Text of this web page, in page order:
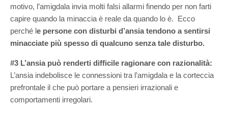
motivo, l’amigdala invia molti falsi allarmi finendo per non farti
capire quando la minaccia è reale da quando lo è. Ecco
perché le persone con disturbi d’ansia tendono a sentirsi
minacciate più spesso di qualcuno senza tale disturbo.
#3 L’ansia può renderti difficile ragionare con razionalità:
L’ansia indebolisce le connessioni tra l’amigdala e la corteccia
prefrontale il che può portare a pensieri irrazionali e
comportamenti irregolari.